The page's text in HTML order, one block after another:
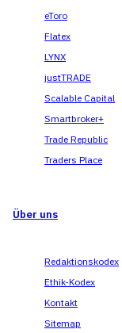
eToro
Flatex
LYNX
justTRADE
Scalable Capital
Smartbroker+
Trade Republic
Traders Place
Über uns
Redaktionskodex
Ethik-Kodex
Kontakt
Sitemap